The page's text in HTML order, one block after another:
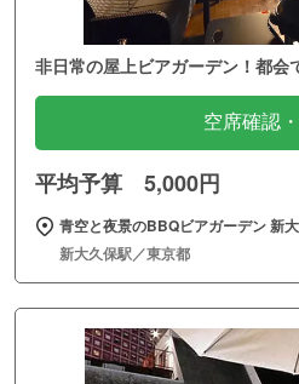
非日常の屋上ビアガーデン！都会
空席確認
平均予算 5,000円
青空と夜景のBBQビアガーデン 新
新大久保駅／東京都